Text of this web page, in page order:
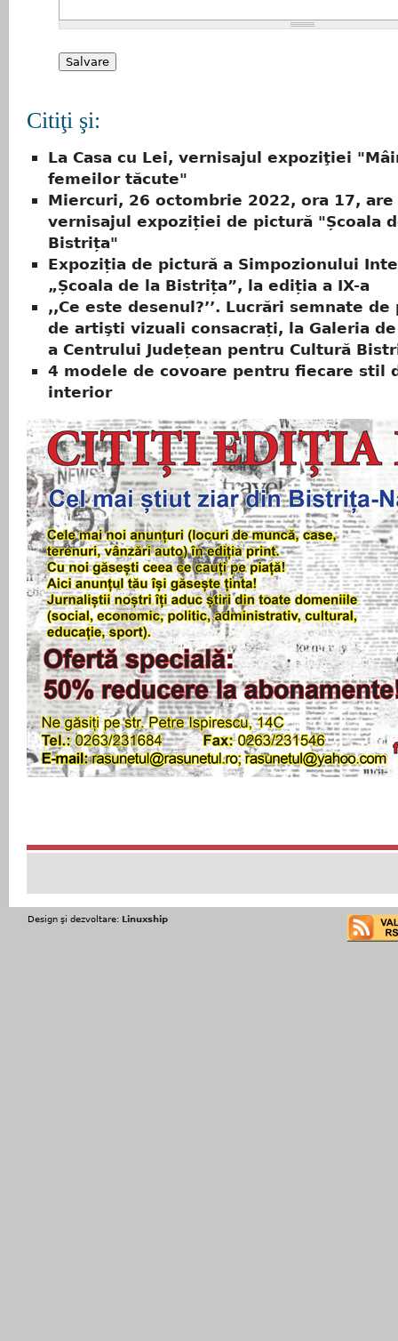
Citiţi şi:
La Casa cu Lei, vernisajul expoziţiei
femeilor tăcute"
Miercuri, 26 octombrie 2022, ora 17, are
vernisajul expoziției de pictură "Școala
Bistrița"
Expoziția de pictură a Simpozionului
„Școala de la Bistrița”, la ediția a IX-a
,,Ce este desenul?’’. Lucrări semnate
de artişti vizuali consacrați, la Galeria de
a Centrului Județean pentru Cultură
4 modele de covoare pentru fiecare stil
interior
Design şi dezvoltare: Linuxship